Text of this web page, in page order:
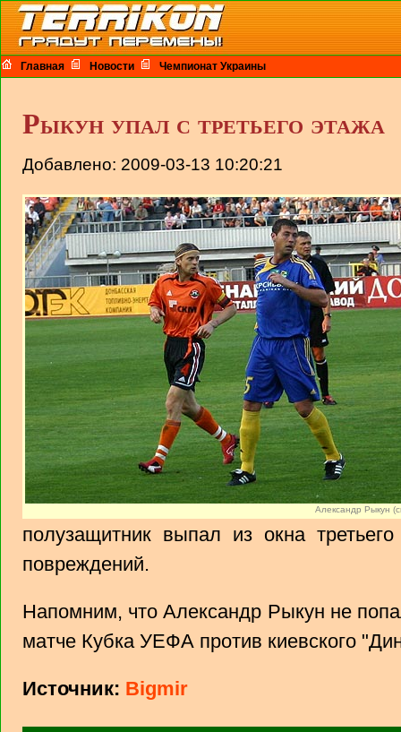
Главная Новости Чемпионат Украины
Рыкун упал с третьего этажа
Добавлено: 2009-03-13 10:20:21
Александр Рыкун
полузащитник выпал из окна
повреждений.
Напомним, что Александр Рыкун не
матче Кубка УЕФА против киевского
Источник: Вigmir